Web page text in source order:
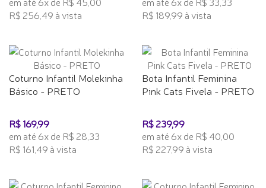
R$ 256,49 à vista
R$ 189,99 à vista
Coturno Infantil Molekinha
Básico - PRETO
R$ 169,99
em até 6x de R$ 28,33
R$ 161,49 à vista
Bota Infantil Feminina
Pink Cats Fivela - PRETO
R$ 239,99
em até 6x de R$ 40,00
R$ 227,99 à vista